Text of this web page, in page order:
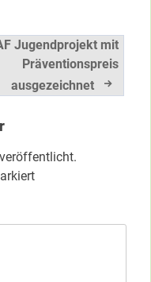
Jugendprojekt mit
Präventionspreis
ausgezeichnet